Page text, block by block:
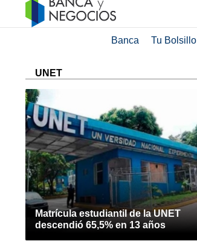
Banca Tu Bolsillo
UNET
Matrícula estudiantil de la UNET
descendió 65,5% en 13 años